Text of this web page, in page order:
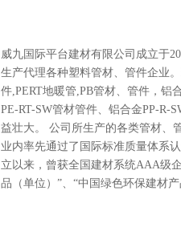
威九国际平台建材有限公司成立于
生产代理各种塑料管材、管件企业
件,PERT地暖管,PB管材、管件，铝
PE-RT-SW管材管件、铝合金PP-R-
益壮大。 公司所生产的各类管材、
业内率先通过了国际标准质量体系
立以来，曾获全国建材系统AAA级
品（单位）”、“中国绿色环保建材